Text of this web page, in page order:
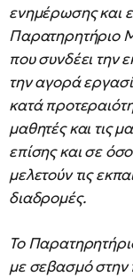
ενημέρωσης και
Παρατηρητήριο
που συνδέει την
την αγορά
κατά
μαθητές και τις
επίσης και σε
μελετούν τις
διαδρομές.
Το
με σεβασμό στην